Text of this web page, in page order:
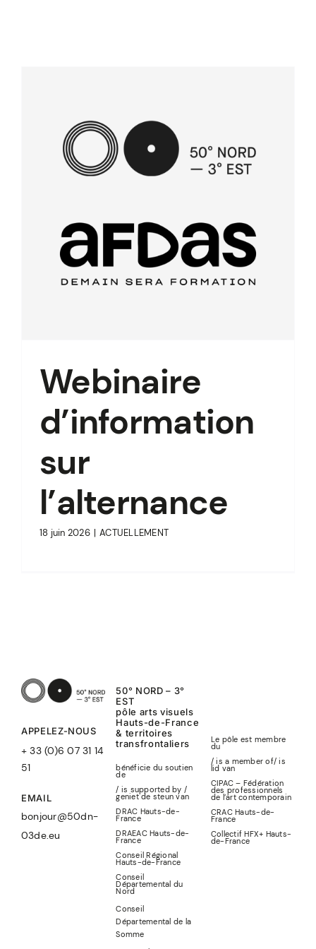
Webinaire
d’information
sur
l’alternance
18 juin 2026 | ACTUELLEMENT
APPELEZ-NOUS
+ 33 (0)6 07 31 14
51
EMAIL
bonjour@50dn-
03de.eu
50° NORD – 3°
EST
pôle arts visuels
Hauts-de-France
& territoires
transfrontaliers
bénéficie du soutien
de
/ is supported by /
geniet de steun van
DRAC Hauts-de-
France
DRAEAC Hauts-de-
France
Conseil Régional
Hauts-de-France
Conseil
Départemental du
Nord
Conseil
Départemental de la
Somme
Le pôle est membre
du
/ is a member of/is
lid van
CIPAC – Fédération
des professionnels
de l’art contemporain
CRAC Hauts-de-
France
Collectif HFX+ Hauts-
de-France